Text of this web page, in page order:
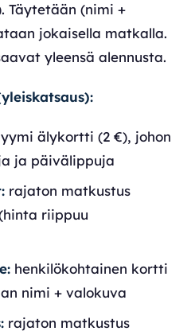
Täytetään (nimi +
jokaisella matkalla.
yleensä alennusta.
älykortti (2 €), johon
ja päivälippuja
rajaton matkustus
riippuu
henkilökohtainen kortti
nimi + valokuva
rajaton matkustus